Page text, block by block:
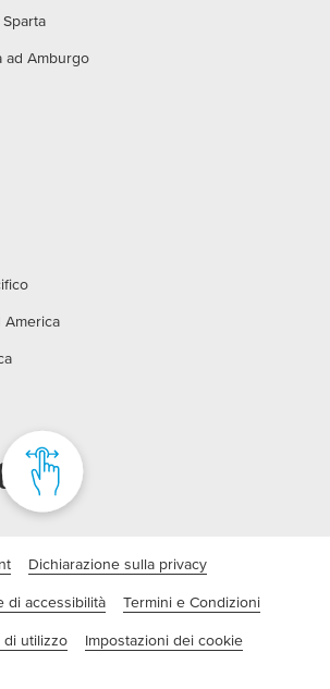
ad Amburgo
America
Dichiarazione sulla privacy
di accessibilità Termini e Condizioni
di utilizzo Impostazioni dei cookie